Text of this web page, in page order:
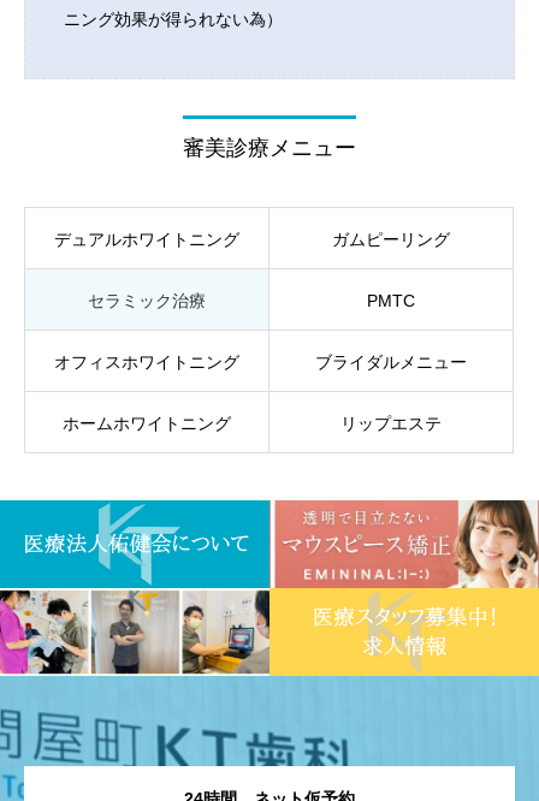
ニング効果が得られない為）
審美診療メニュー
デュアルホワイトニング ガムピーリング
セラミック治療 PMTC
オフィスホワイトニング ブライダルメニュー
ホームホワイトニング リップエステ